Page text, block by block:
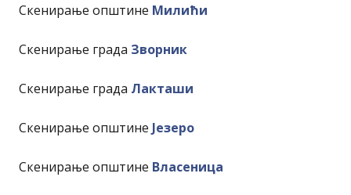
Скенирање општине Милићи
Скенирање града Зворник
Скенирање града Лакташи
Скенирање општине Језеро
Скенирање општине Власеница